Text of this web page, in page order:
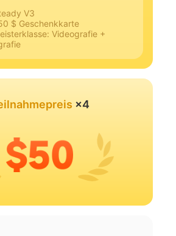
V3
$ Geschenkkarte
Videografie +
×4